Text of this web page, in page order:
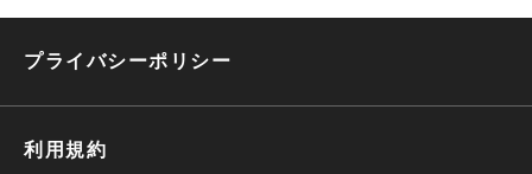
プライバシーポリシー
利用規約